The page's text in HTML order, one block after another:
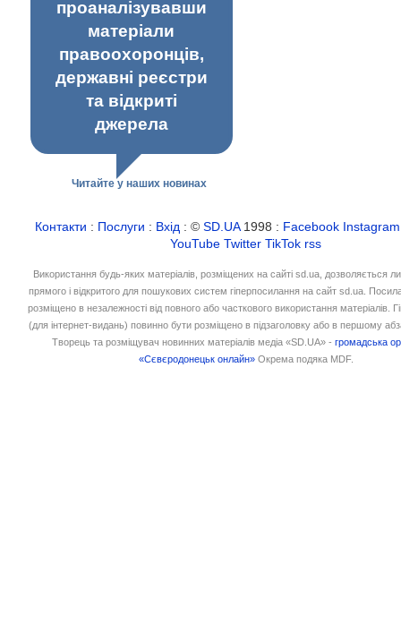
проаналізувавши
матеріали
правоохоронців,
державні реєстри
та відкриті
джерела
Читайте у наших новинах
Контакти : Послуги : Вхід : ©SD.UA1998 : Facebook Instagram
YouTube Twitter TikTok rss
Використання будь-яких матеріалів, розміщених на сайті sd.ua, дозволяється
прямого і відкритого для пошукових систем гіперпосилання на сайт sd.ua.
розміщено в незалежності від повного або часткового використання матеріалів.
(для інтернет-видань) повинно бути розміщено в підзаголовку або в першому
Творець та розміщувач новинних матеріалів медіа «SD.UA» -громадська
«Сєвєродонецьк онлайн» Окрема подяка MDF.